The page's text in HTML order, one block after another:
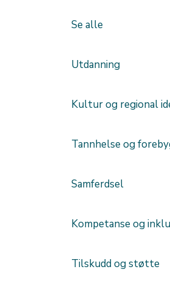
Se alle
Utdanning
Kultur og regional
Tannhelse og
Samferdsel
Kompetanse og
Tilskudd og støtte